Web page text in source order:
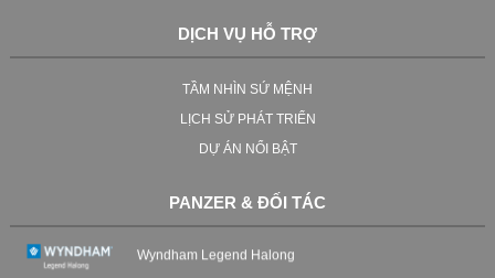
Máy nước nóng bơm nhiệt PANZER PZ-
660HAP
Công xuất: 19.00 KW
Liên hệ
Máy nước nóng bơm nhiệt PANZER PZ-
Model: PZ-330HAP
DỊCH VỤ HỖ TRỢ
TẦM NHÌN SỨ MỆNH
LỊCH SỬ PHÁT TRIỂN
DỰ ÁN NỔI BẬT
PANZER & ĐỐI TÁC
VINACONEX
BẮC VIỆT CONSTRUCTION
Wyndham Legend Halong